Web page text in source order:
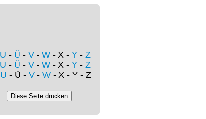
U - Ü - V - W - X - Y - Z
U - Ü - V - W - X - Y - Z
U - Ü - V- W- X - Y - Z